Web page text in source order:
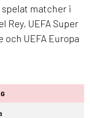
spelat matcher i
Rey, UEFA Super
och UEFA Europa